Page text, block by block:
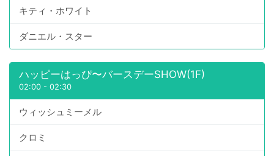
キティ・ホワイト
ダニエル・スター
ハッピーはっぴ〜バースデーSHOW(1F)
02:00 - 02:30
ウィッシュミーメル
クロミ